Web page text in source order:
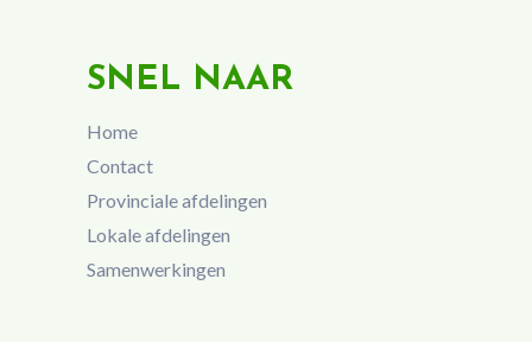
SNEL NAAR
Home
Contact
Provinciale afdelingen
Lokale afdelingen
Samenwerkingen